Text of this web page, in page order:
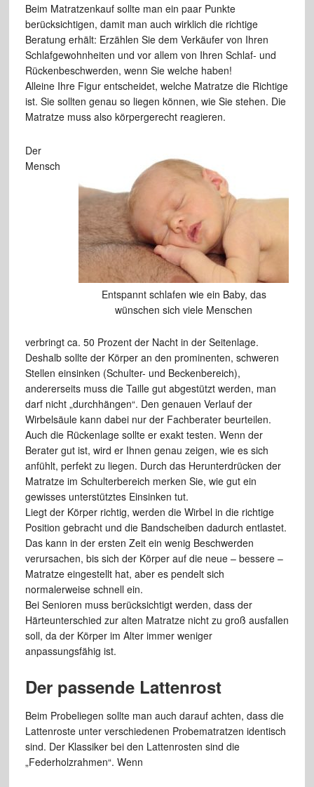
Beim Matratzenkauf sollte man ein paar Punkte
berücksichtigen, damit man auch wirklich die richtige
Beratung erhält: Erzählen Sie dem Verkäufer von Ihren
Schlafgewohnheiten und vor allem von Ihren Schlaf- und
Rückenbeschwerden, wenn Sie welche haben!
Alleine Ihre Figur entscheidet, welche Matratze die Richtige
ist. Sie sollten genau so liegen können, wie Sie stehen. Die
Matratze muss also körpergerecht reagieren.
Entspannt schlafen wie ein Baby, das
wünschen sich viele Menschen
Der
Mensch
verbringt ca. 50 Prozent der Nacht in der Seitenlage.
Deshalb sollte der Körper an den prominenten, schweren
Stellen einsinken (Schulter- und Beckenbereich),
andererseits muss die Taille gut abgestützt werden, man
darf nicht „durchhängen“. Den genauen Verlauf der
Wirbelsäule kann dabei nur der Fachberater beurteilen.
Auch die Rückenlage sollte er exakt testen. Wenn der
Berater gut ist, wird er Ihnen genau zeigen, wie es sich
anfühlt, perfekt zu liegen. Durch das Herunterdrücken der
Matratze im Schulterbereich merken Sie, wie gut ein
gewisses unterstütztes Einsinken tut.
Liegt der Körper richtig, werden die Wirbel in die richtige
Position gebracht und die Bandscheiben dadurch entlastet.
Das kann in der ersten Zeit ein wenig Beschwerden
verursachen, bis sich der Körper auf die neue – bessere –
Matratze eingestellt hat, aber es pendelt sich
normalerweise schnell ein.
Bei Senioren muss berücksichtigt werden, dass der
Härteunterschied zur alten Matratze nicht zu groß ausfallen
soll, da der Körper im Alter immer weniger
anpassungsfähig ist.
Der passende Lattenrost
Beim Probeliegen sollte man auch darauf achten, dass die
Lattenroste unter verschiedenen Probematratzen identisch
sind. Der Klassiker bei den Lattenrosten sind die
„Federholzrahmen“. Wenn